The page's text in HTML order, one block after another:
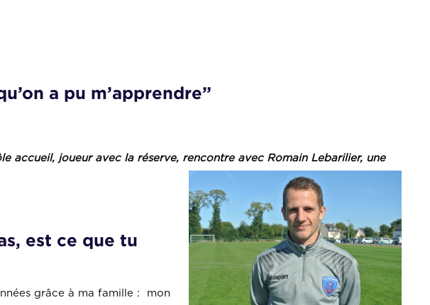
a pu m’apprendre”
accueil, joueur avec la réserve, rencontre avec Romain Lebarilier, une
est ce que tu
grâce à ma famille : mon